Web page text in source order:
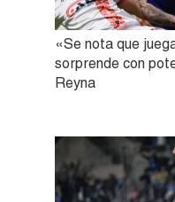
«Se nota que
sorprende con
Reyna